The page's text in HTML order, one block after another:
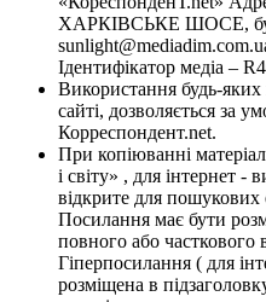
ХАРКІВСЬКЕ ШОСЕ,
Ідентифікатор медіа –
Використання будь-яких
сайті, дозволяється за
Корреспондент.net.
При копіюванні
і світу» , для інтернет -
відкрите для пошукових
Посилання має бути
повного або часткового
Гіперпосилання ( для
розміщена в